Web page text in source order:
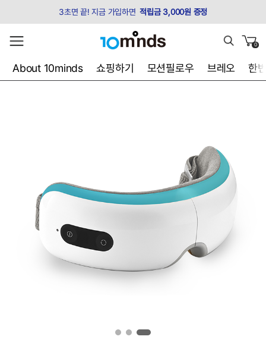
3초면 끝! 지금 가입하면 적립금 3,000원 증정
0
About 10minds 쇼핑하기 모션필로우 브레오 한